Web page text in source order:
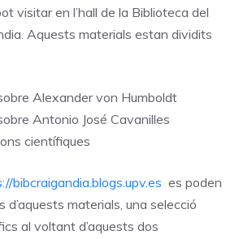
visitar en l’hall de la Biblioteca del
Aquests materials estan dividits
Alexander von Humboldt
Antonio José Cavanilles
científiques
bibcraigandia.blogs.upv.es es poden
d’aquests materials, una selecció
al voltant d’aquests dos